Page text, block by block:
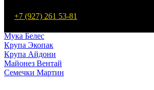
+7 (927) 261 53-81
Мука Мартин
Мука Белес
Крупа Экопак
Крупа Айдони
Майонез Вентай
Семечки Мартин